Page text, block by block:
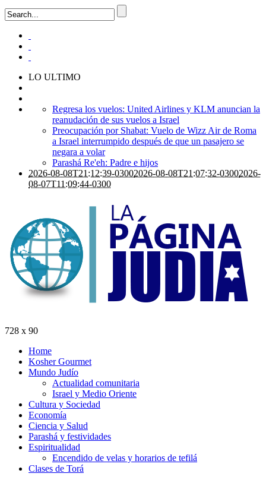
LO ULTIMO
Regresa los vuelos: United Airlines y KLM anuncian la
reanudación de sus vuelos a Israel
Preocupación por Shabat: Vuelo de Wizz Air de Roma
a Israel interrumpido después de que un pasajero se
negara a volar
Parashá Re'eh: Padre e hijos
2026-08-08T21:12:39-03002026-08-08T21:07:32-03002026-
08-07T11:09:44-0300
728 x 90
Home
Kosher Gourmet
Mundo Judío
Actualidad comunitaria
Israel y Medio Oriente
Cultura y Sociedad
Economía
Ciencia y Salud
Parashá y festividades
Espiritualidad
Encendido de velas y horarios de tefilá
Clases de Torá